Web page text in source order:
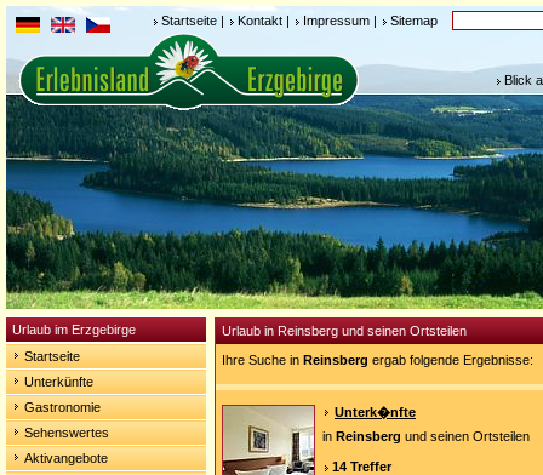
Startseite | Kontakt | Impressum | Sitemap
Blick
Urlaub im Erzgebirge
Startseite
Unterkünfte
Gastronomie
Sehenswertes
Aktivangebote
Urlaub in Reinsberg und seinen Ortsteilen
Ihre Suche in Reinsberg ergab folgende Ergebnisse:
Unterk�nfte
in Reinsberg und seinen Ortsteilen
14 Treffer